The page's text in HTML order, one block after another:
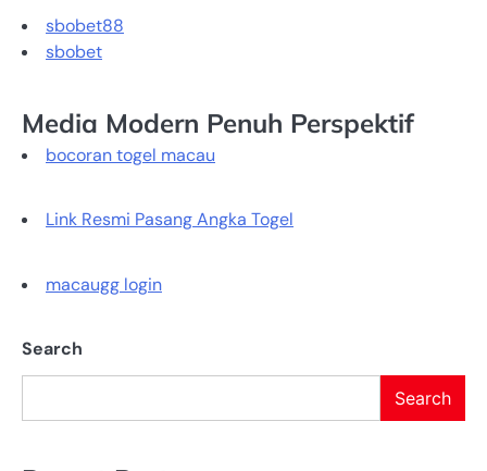
sbobet88
sbobet
Media Modern Penuh Perspektif
bocoran togel macau
Link Resmi Pasang Angka Togel
macaugg login
Search
Search